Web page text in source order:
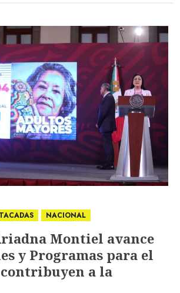
NACIONAL
Montiel avance
y Programas para el
a la